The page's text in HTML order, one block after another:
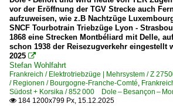
E-Loks | Mehrsystem
BB 27000 ·Prima 2-System·
Elektrotriebzüge | HGV
TGV Duplex Rame 201-291
TGV Euroduplex 2N2 Rame
TGV Paris Sud-Est Rame 1-118
vor der Eröffnung der TGV Strecke auch
aufzuweisen, wie z.B Nachtzüge
SNCF Tourbotrain Triebzüge Lyon -
1868 eine Strecken Montbéliard mit Delle,
schon 1938 der Reisezugverkehr eingestellt
2025 
Stefan Wohlfahrt
Frankreich / Elektrotriebzüge | Mehrsystem / Z
/ Regionen / Bourgogne-Franche-Comté,
Südost + Korsika / 852 000 Dole – Besançon –
 184 1200x799 Px, 15.12.2025